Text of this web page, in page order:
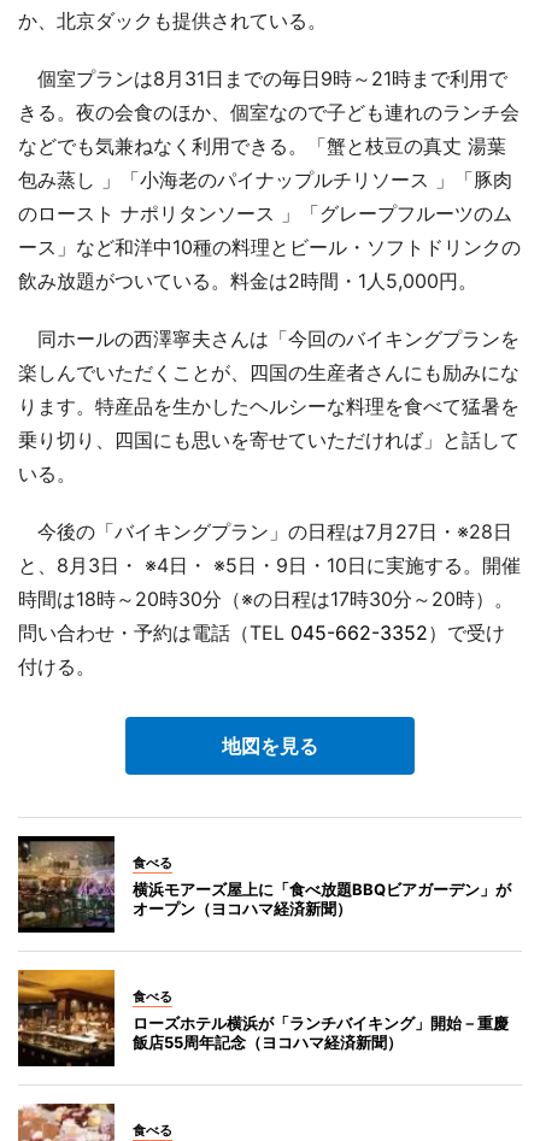
か、北京ダックも提供されている。
個室プランは8月31日までの毎日9時～21時まで利用で
きる。夜の会食のほか、個室なので子ども連れのランチ会
などでも気兼ねなく利用できる。「蟹と枝豆の真丈 湯葉
包み蒸し 」「小海老のパイナップルチリソース 」「豚肉
のロースト ナポリタンソース 」「グレープフルーツのム
ース」など和洋中10種の料理とビール・ソフトドリンクの
飲み放題がついている。料金は2時間・1人5,000円。
同ホールの西澤寧夫さんは「今回のバイキングプランを
楽しんでいただくことが、四国の生産者さんにも励みにな
ります。特産品を生かしたヘルシーな料理を食べて猛暑を
乗り切り、四国にも思いを寄せていただければ」と話して
いる。
今後の「バイキングプラン」の日程は7月27日・※28日
と、8月3日・ ※4日・ ※5日・9日・10日に実施する。開催
時間は18時～20時30分（※の日程は17時30分～20時）。
問い合わせ・予約は電話（TEL 045-662-3352）で受け
付ける。
地図を見る
食べる
横浜モアーズ屋上に「食べ放題BBQビアガーデン」が
オープン（ヨコハマ経済新聞）
食べる
ローズホテル横浜が「ランチバイキング」開始－重慶
飯店55周年記念（ヨコハマ経済新聞）
食べる